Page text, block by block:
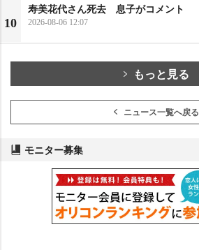
10
寿美花代さん死去 息子がコメント
2026-08-06 12:07
もっと見る
ニュース一覧へ戻る
モニター募集